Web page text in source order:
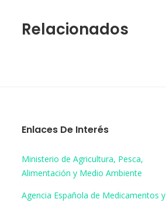
Relacionados
Enlaces De Interés
Ministerio de Agricultura, Pesca,
Alimentación y Medio Ambiente
Agencia Española de Medicamentos y